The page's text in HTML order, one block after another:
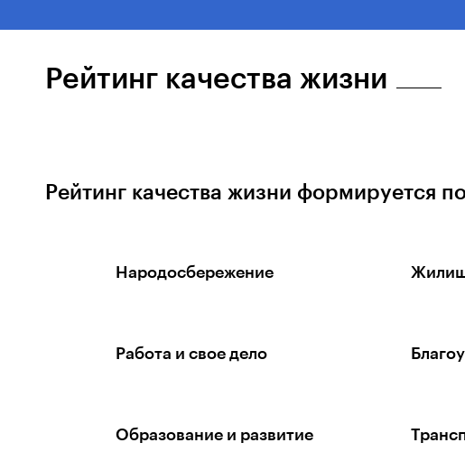
Рейтинг качества жизни
Рейтинг качества жизни формируется
Народосбережение
Работа и свое дело
Образование и развитие